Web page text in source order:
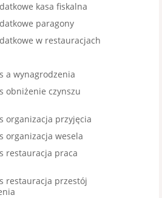
kasa fiskalna
paragony
w restauracjach
a wynagrodzenia
obniżenie czynszu
organizacja przyjęcia
organizacja wesela
restauracja praca
restauracja przestój